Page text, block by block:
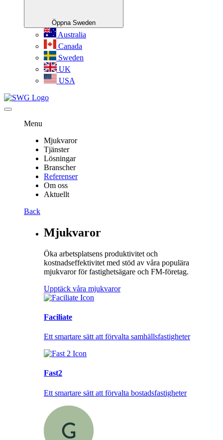
Öppna Sweden
Australia
Canada
Sweden
UK
USA
Menu
Mjukvaror
Tjänster
Lösningar
Branscher
Referenser
Om oss
Aktuellt
Back
Mjukvaror
Öka arbetsplatsens produktivitet och
kostnadseffektivitet med stöd av våra populära
mjukvaror för fastighetsägare och FM-företag.
Upptäck våra mjukvaror
Faciliate
Ett smartare sätt att förvalta samhällsfastigheter
Fast2
Ett smartare sätt att förvalta bostadsfastigheter